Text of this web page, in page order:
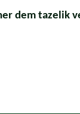
dem tazelik